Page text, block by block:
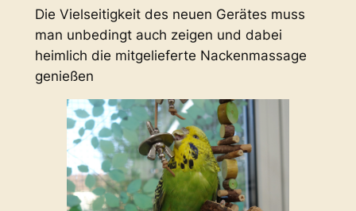
Die Vielseitigkeit des neuen Gerätes muss
man unbedingt auch zeigen und dabei
heimlich die mitgelieferte Nackenmassage
genießen